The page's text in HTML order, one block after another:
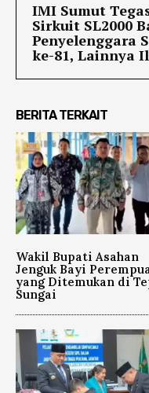
IMI Sumut
Sirkuit SL2000
Penyelenggara
ke-81, Lainnya
BERITA TERKAIT
Wakil Bupati Asahan
Jenguk Bayi
yang Ditemukan di
Sungai